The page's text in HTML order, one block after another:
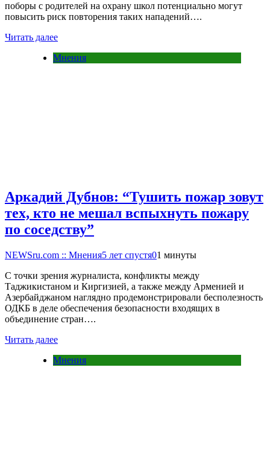
поборы с родителей на охрану школ потенциально могут
повысить риск повторения таких нападений….
Читать далее
Мнения
Аркадий Дубнов: “Тушить пожар зовут
тех, кто не мешал вспыхнуть пожару
по соседству”
NEWSru.com :: Мнения5 лет спустя01 минуты
С точки зрения журналиста, конфликты между
Таджикистаном и Киргизией, а также между Арменией и
Азербайджаном наглядно продемонстрировали бесполезность
ОДКБ в деле обеспечения безопасности входящих в
объединение стран….
Читать далее
Мнения